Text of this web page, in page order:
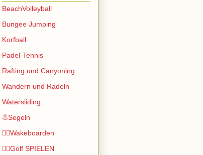
BeachVolleyball
Bungee Jumping
Korfball
Padel-Tennis
Rafting und Canyoning
Wandern und Radeln
Watersliding
⛵Segeln
🏄🏽Wakeboarden
🏌️‍♂️Golf SPIELEN